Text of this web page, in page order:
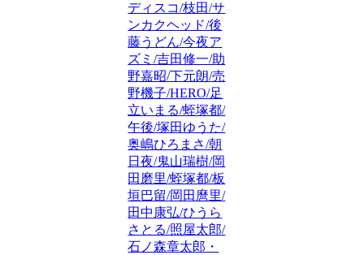
ディスコ/枝田/サ
ンカクヘッド/後
藤うどん/今夜ア
ズミ/吉田修一/助
野嘉昭/下元朗/売
野機子/HERO/足
立いまる/蛭塚都/
午後/塚田ゆうた/
奥嶋ひろまさ/朝
日夜/鬼山瑞樹/岡
田磨里/蛭塚都/板
垣巴留/岡田麿里/
田中康弘/ひうら
さとる/照屋太郎/
石ノ森章太郎・